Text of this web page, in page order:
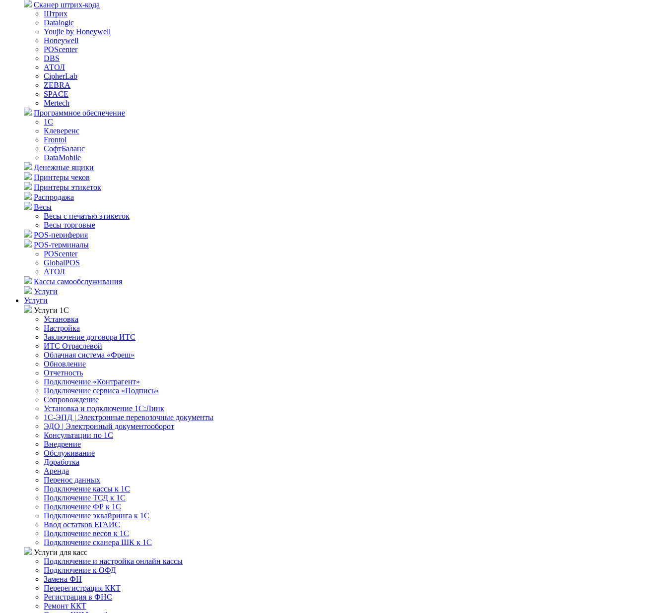
Сканер штрих-кода
Штрих
Datalogic
Youjie by Honeywell
Honeywell
POScenter
DBS
АТОЛ
CipherLab
ZEBRA
SPACE
Mertech
Программное обеспечение
1С
Клеверенс
Frontol
СофтБаланс
DataMobile
Денежные ящики
Принтеры чеков
Принтеры этикеток
Распродажа
Весы
Весы с печатью этикеток
Весы торговые
POS-периферия
POS-терминалы
POScenter
GlobalPOS
АТОЛ
Кассы самообслуживания
Услуги
Услуги
Услуги 1С
Установка
Настройка
Заключение договора ИТС
ИТС Отраслевой
Облачная система «Фреш»
Обновление
Отчетность
Подключение «Контрагент»
Подключение сервиса «Подпись»
Сопровождение
Установка и подключение 1С:Линк
1С-ЭПД | Электронные перевозочные документы
ЭДО | Электронный документооборот
Консультации по 1С
Внедрение
Обслуживание
Доработка
Аренда
Перенос данных
Подключение кассы к 1С
Подключение ТСД к 1С
Подключение ФР к 1С
Подключение эквайринга к 1С
Ввод остатков ЕГАИС
Подключение весов к 1С
Подключение сканера ШК к 1С
Услуги для касс
Подключение и настройка онлайн кассы
Подключение к ОФД
Замена ФН
Перерегистрация ККТ
Регистрация в ФНС
Ремонт ККТ